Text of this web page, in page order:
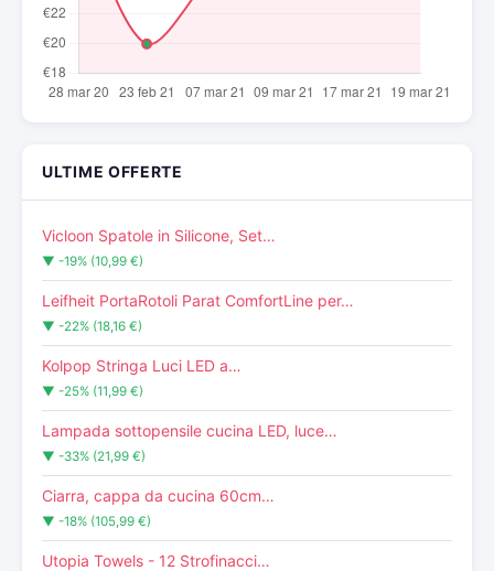
ULTIME OFFERTE
Vicloon Spatole in Silicone, Set…
▼ -19% (10,99 €)
Leifheit PortaRotoli Parat ComfortLine per…
▼ -22% (18,16 €)
Kolpop Stringa Luci LED a…
▼ -25% (11,99 €)
Lampada sottopensile cucina LED, luce…
▼ -33% (21,99 €)
Ciarra, cappa da cucina 60cm…
▼ -18% (105,99 €)
Utopia Towels - 12 Strofinacci…